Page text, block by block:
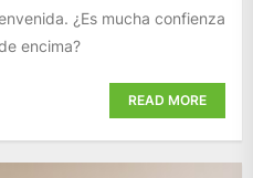
¿Es mucha confienza
encima?
READ MORE